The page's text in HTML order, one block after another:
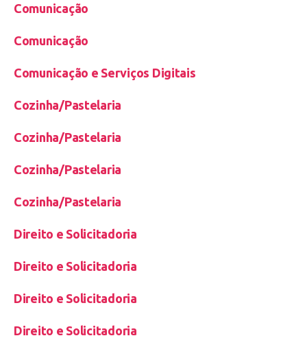
Comunicação
Comunicação
Comunicação e Serviços Digitais
Cozinha/Pastelaria
Cozinha/Pastelaria
Cozinha/Pastelaria
Cozinha/Pastelaria
Direito e Solicitadoria
Direito e Solicitadoria
Direito e Solicitadoria
Direito e Solicitadoria